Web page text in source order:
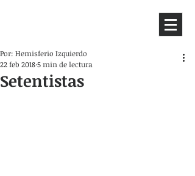
Setentistas
Por: Hemisferio Izquierdo
22 feb 20185 min de lectura